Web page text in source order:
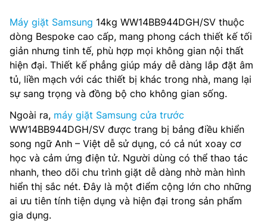
Máy giặt Samsung 14kg WW14BB944DGH/SV thuộc
dòng Bespoke cao cấp, mang phong cách thiết kế tối
giản nhưng tinh tế, phù hợp mọi không gian nội thất
hiện đại. Thiết kế phẳng giúp máy dễ dàng lắp đặt âm
tủ, liền mạch với các thiết bị khác trong nhà, mang lại
sự sang trọng và đồng bộ cho không gian sống.
Ngoài ra, máy giặt Samsung cửa trước
WW14BB944DGH/SV được trang bị bảng điều khiển
song ngữ Anh – Việt dễ sử dụng, có cả nút xoay cơ
học và cảm ứng điện tử. Người dùng có thể thao tác
nhanh, theo dõi chu trình giặt dễ dàng nhờ màn hình
hiển thị sắc nét. Đây là một điểm cộng lớn cho những
ai ưu tiên tính tiện dụng và hiện đại trong sản phẩm
gia dụng.